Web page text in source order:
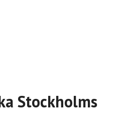
Stockholms